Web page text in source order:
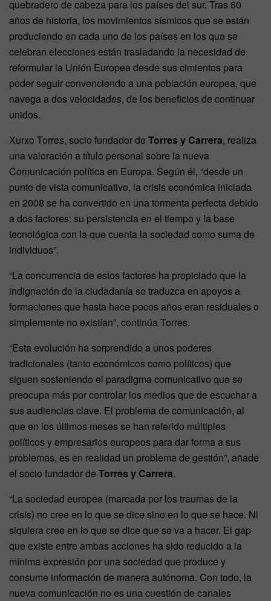
quebradero de cabeza para los países del sur. Tras 60
años de historia, los movimientos sísmicos que se están
produciendo en cada uno de los países en los que se
celebran elecciones están trasladando la necesidad de
reformular la Unión Europea desde sus cimientos para
poder seguir convenciendo a una población europea, que
navega a dos velocidades, de los beneficios de continuar
unidos.
Xurxo Torres, socio fundador de Torres y Carrera, realiza
una valoración a título personal sobre la nueva
Comunicación política en Europa. Según él, “desde un
punto de vista comunicativo, la crisis económica iniciada
en 2008 se ha convertido en una tormenta perfecta debido
a dos factores: su persistencia en el tiempo y la base
tecnológica con la que cuenta la sociedad como suma de
individuos”.
“La concurrencia de estos factores ha propiciado que la
indignación de la ciudadanía se traduzca en apoyos a
formaciones que hasta hace pocos años eran residuales o
simplemente no existían”, continúa Torres.
“Esta evolución ha sorprendido a unos poderes
tradicionales (tanto económicos como políticos) que
siguen sosteniendo el paradigma comunicativo que se
preocupa más por controlar los medios que de escuchar a
sus audiencias clave. El problema de comunicación, al
que en los últimos meses se han referido múltiples
políticos y empresarios europeos para dar forma a sus
problemas, es en realidad un problema de gestión”, añade
el socio fundador de Torres y Carrera.
“La sociedad europea (marcada por los traumas de la
crisis) no cree en lo que se dice sino en lo que se hace. Ni
siquiera cree en lo que se dice que se va a hacer. El gap
que existe entre ambas acciones ha sido reducido a la
mínima expresión por una sociedad que produce y
consume información de manera autónoma. Con todo, la
nueva comunicación no es una cuestión de canales